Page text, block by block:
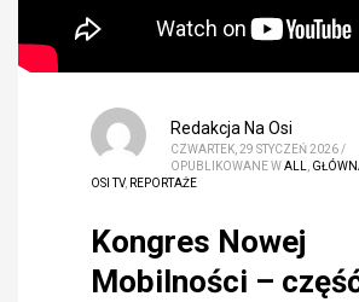
Redakcja Na Osi
CZWARTEK, 29 STYCZEŃ 2026/
OPUBLIKOWANE WALL,
OSI TV, REPORTAŻE
Kongres Nowej
Mobilności –